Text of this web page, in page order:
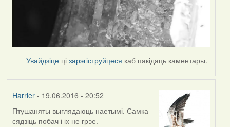
Увайдзіце цізарэгіструйцеся каб пакідаць каментары.
Harrier- 19.06.2016 - 20:52
Птушаняты выглядаюць наетымі. Самка
сядзіць побач і іх не грэе.